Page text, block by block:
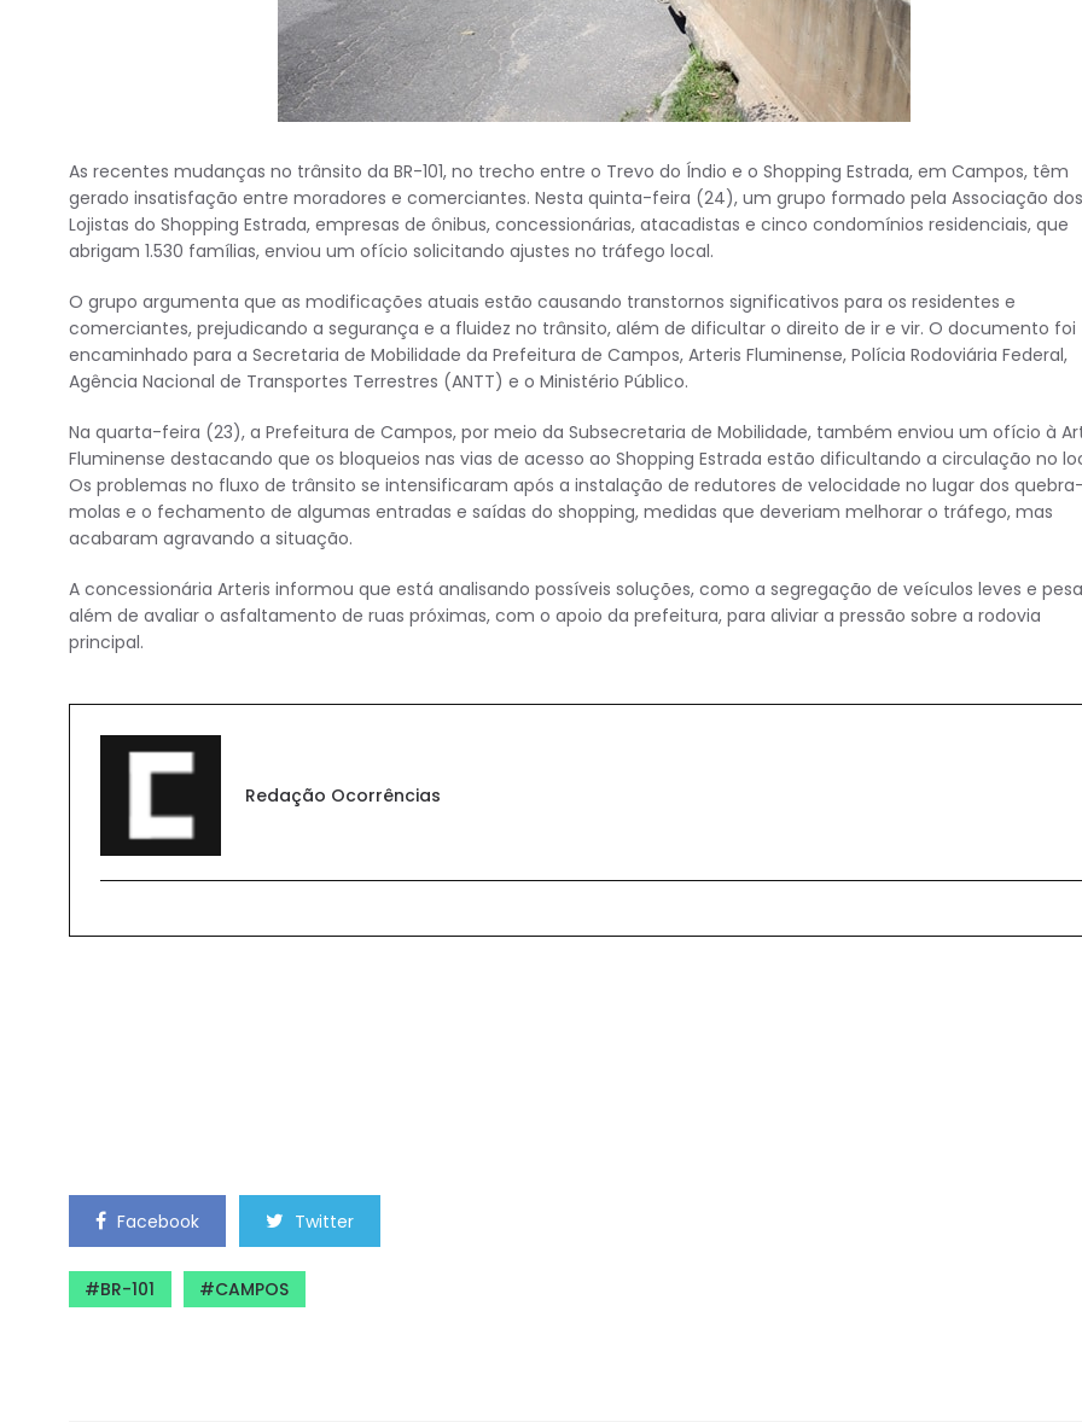
As recentes mudanças no trânsito da BR-101, no trecho entre o Trevo do Índio e o Shopping Estrada, em Campos, têm
gerado insatisfação entre moradores e comerciantes. Nesta quinta-feira (24), um grupo formado pela Associação dos
Lojistas do Shopping Estrada, empresas de ônibus, concessionárias, atacadistas e cinco condomínios residenciais, que
abrigam 1.530 famílias, enviou um ofício solicitando ajustes no tráfego local.
O grupo argumenta que as modificações atuais estão causando transtornos significativos para os residentes e
comerciantes, prejudicando a segurança e a fluidez no trânsito, além de dificultar o direito de ir e vir. O documento foi
encaminhado para a Secretaria de Mobilidade da Prefeitura de Campos, Arteris Fluminense, Polícia Rodoviária Federal,
Agência Nacional de Transportes Terrestres (ANTT) e o Ministério Público.
Na quarta-feira (23), a Prefeitura de Campos, por meio da Subsecretaria de Mobilidade, também enviou um ofício à
Fluminense destacando que os bloqueios nas vias de acesso ao Shopping Estrada estão dificultando a circulação no
Os problemas no fluxo de trânsito se intensificaram após a instalação de redutores de velocidade no lugar dos quebra-
molas e o fechamento de algumas entradas e saídas do shopping, medidas que deveriam melhorar o tráfego, mas
acabaram agravando a situação.
A concessionária Arteris informou que está analisando possíveis soluções, como a segregação de veículos leves e
além de avaliar o asfaltamento de ruas próximas, com o apoio da prefeitura, para aliviar a pressão sobre a rodovia
principal.
Redação Ocorrências
Facebook Twitter
BR-101 CAMPOS